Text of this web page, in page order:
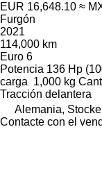
EUR 16,648.10 ≈
Furgón
2021
114,000 km
Euro 6
Potencia 136 Hp
carga 1,000 kg
Tracción delantera
Alemania,
Contacte con el